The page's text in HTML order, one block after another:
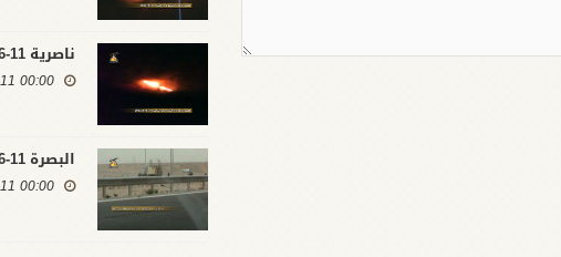
ناصرية 11-6-2011
00:00 2011-06-11
البصرة 11-6-2011
00:00 2011-06-11